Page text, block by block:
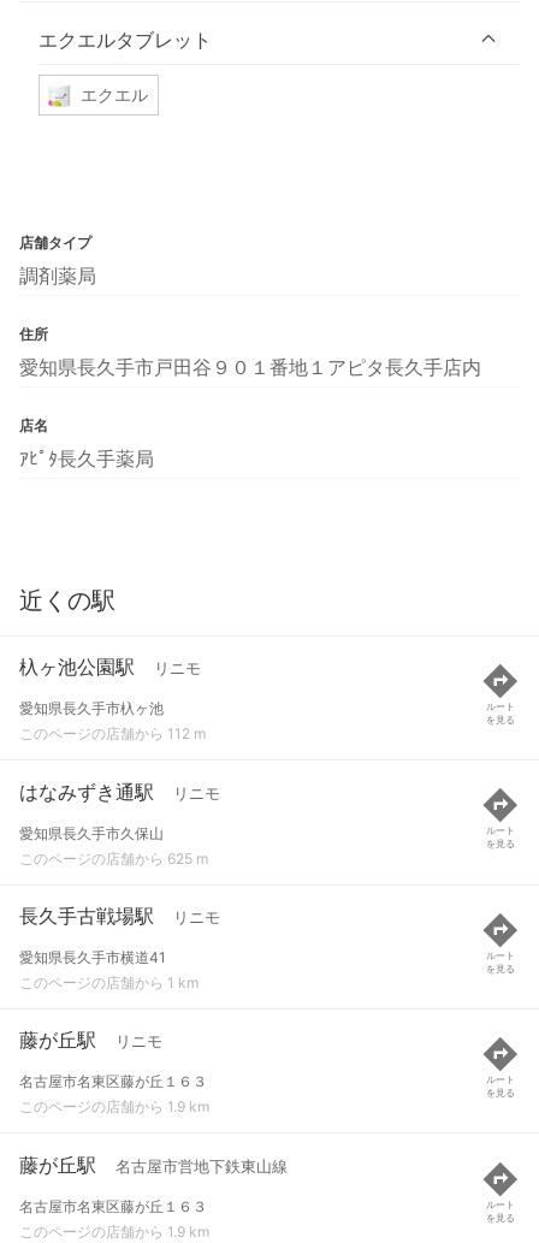
エクエルタブレット
エクエル
店舗タイプ
調剤薬局
住所
愛知県長久手市戸田谷９０１番地１アピタ長久手店内
店名
ｱﾋﾟﾀ長久手薬局
近くの駅
杁ヶ池公園駅 リニモ
愛知県長久手市杁ヶ池
このページの店舗から 112 m
ルート
を見る
はなみずき通駅 リニモ
愛知県長久手市久保山
このページの店舗から 625 m
ルート
を見る
長久手古戦場駅 リニモ
愛知県長久手市横道41
このページの店舗から 1 km
ルート
を見る
藤が丘駅 リニモ
名古屋市名東区藤が丘１６３
このページの店舗から 1.9 km
ルート
を見る
藤が丘駅 名古屋市営地下鉄東山線
名古屋市名東区藤が丘１６３
このページの店舗から 1.9 km
ルート
を見る